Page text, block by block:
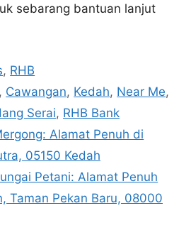
sebarang bantuan lanjut
, RHB
, Cawangan, Kedah, Near Me,
Serai, RHB Bank
Alamat Penuh di
05150 Kedah
Petani: Alamat Penuh
Taman Pekan Baru, 08000